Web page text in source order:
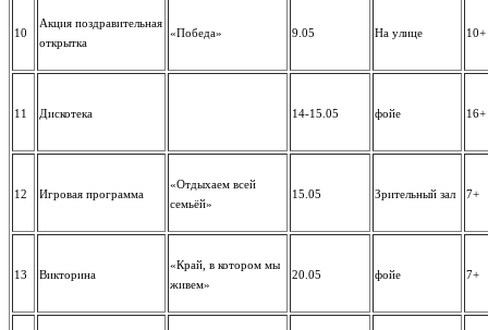
10
Акция поздравительная
открытка
«Победа» 9.05 На улице 10+
11 Дискотека 14-15.05 фойе 16+
12 Игровая программа
«Отдыхаем всей
семьёй»
15.05 Зрительный зал 7+
13 Викторина
«Край, в котором мы
живем»
20.05 фойе 7+